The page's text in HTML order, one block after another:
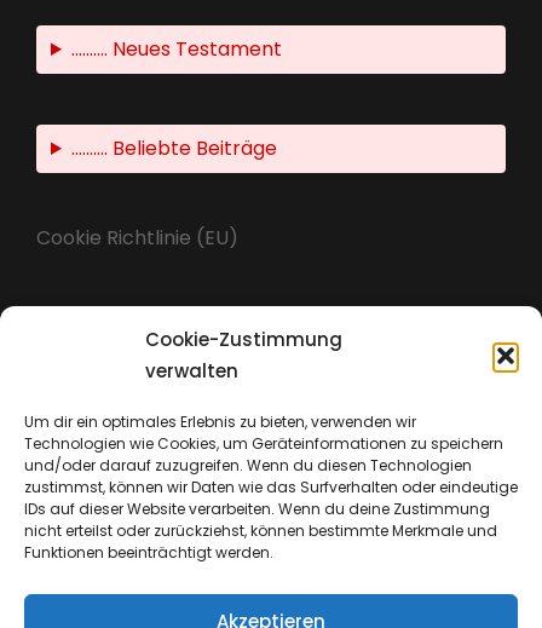
Cookie-Zustimmung
verwalten
Um dir ein optimales Erlebnis zu bieten, verwenden wir
Technologien wie Cookies, um Geräteinformationen zu speichern
und/oder darauf zuzugreifen. Wenn du diesen Technologien
zustimmst, können wir Daten wie das Surfverhalten oder eindeutige
IDs auf dieser Website verarbeiten. Wenn du deine Zustimmung
nicht erteilst oder zurückziehst, können bestimmte Merkmale und
Funktionen beeinträchtigt werden.
Akzeptieren
.......... Neues Testament
.......... Beliebte Beiträge
Cookie Richtlinie (EU)
Datenschutz